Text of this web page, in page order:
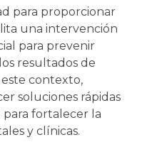
para proporcionar
una intervención
para prevenir
resultados de
contexto,
soluciones rápidas
para fortalecer la
y clínicas.